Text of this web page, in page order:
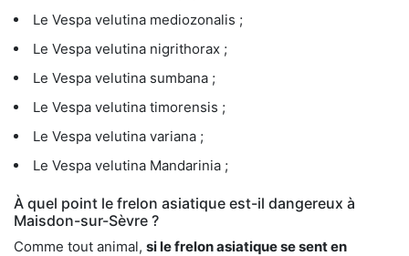
Le Vespa velutina mediozonalis ;
Le Vespa velutina nigrithorax ;
Le Vespa velutina sumbana ;
Le Vespa velutina timorensis ;
Le Vespa velutina variana ;
Le Vespa velutina Mandarinia ;
À quel point le frelon asiatique est-il dangereux à
Maisdon-sur-Sèvre ?
Comme tout animal, si le frelon asiatique se sent en